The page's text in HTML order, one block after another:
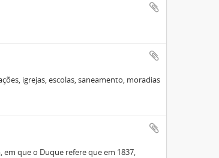
igrejas, escolas, saneamento, moradias
que o Duque refere que em 1837,